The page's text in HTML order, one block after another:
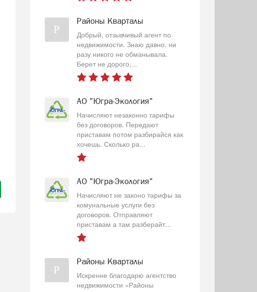
Р
Районы Кварталы
Добрый, отзывчивый агент по
недвижимости. Знаю давно, ни
разу никого не обманывала.
Берет не дорого,...
АО "Югра-Экология"
Начисляют незаконно тарифы
без договоров. Передают
приставам потом разбирайся как
хочешь. Сколько ра...
АО "Югра-Экология"
Начисляют не законо тарифы за
комунальные услуги без
договоров. Отправляют
приставам а там разберайт...
Р
Районы Кварталы
Искренне благодарю агентство
недвижимости «Районы